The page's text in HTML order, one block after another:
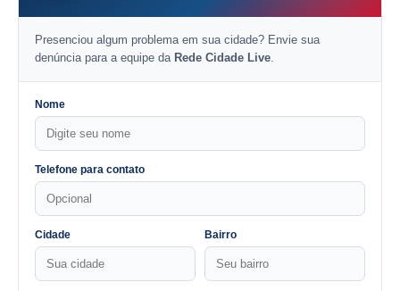
Presenciou algum problema em sua cidade? Envie sua
denúncia para a equipe da Rede Cidade Live
Nome
Telefone para contato
Cidade Bairro